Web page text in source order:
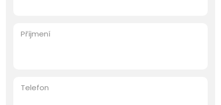
Příjmení
Telefon